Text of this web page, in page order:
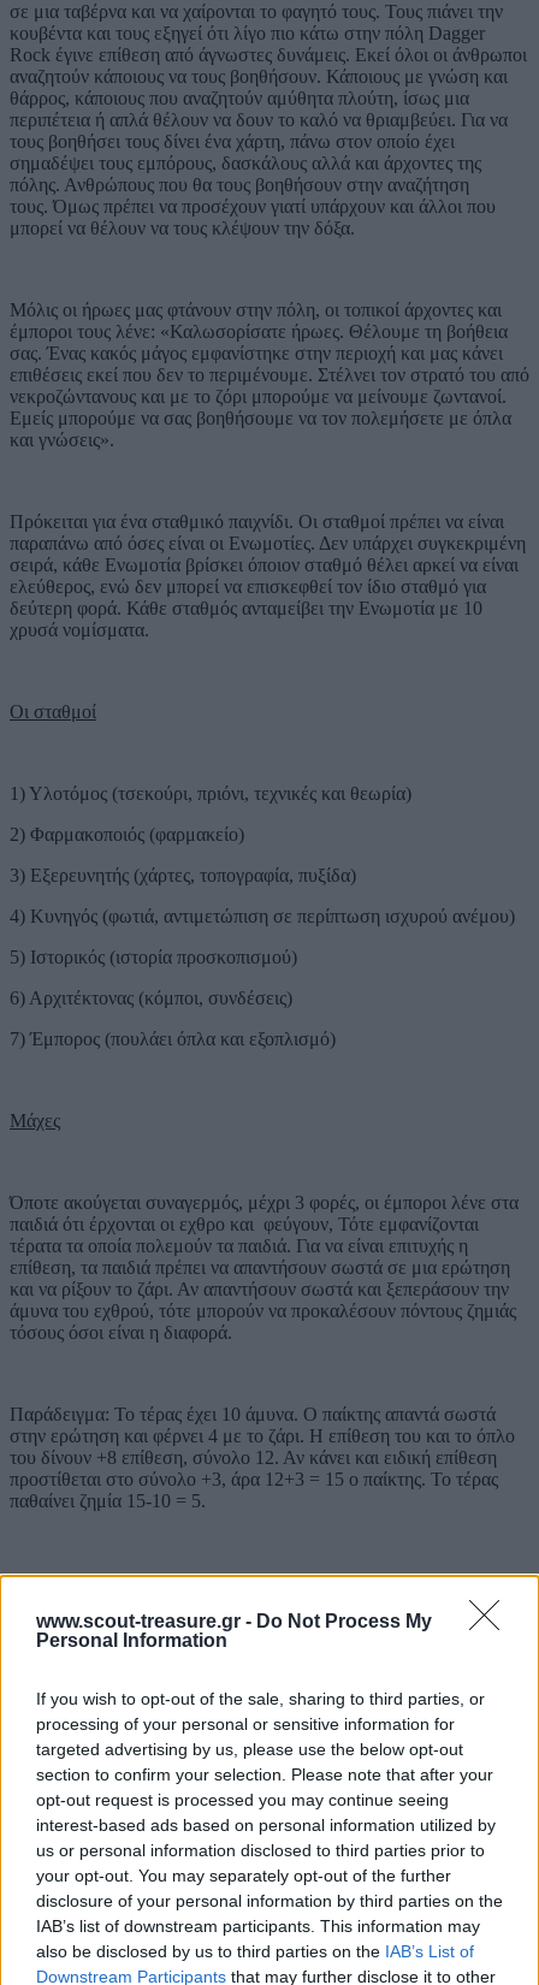
www.scout-treasure.gr - Do Not Process My
Personal Information
If you wish to opt-out of the sale, sharing to third parties, or
processing of your personal or sensitive information for
targeted advertising by us, please use the below opt-out
section to confirm your selection. Please note that after your
opt-out request is processed you may continue seeing
interest-based ads based on personal information utilized by
us or personal information disclosed to third parties prior to
your opt-out. You may separately opt-out of the further
disclosure of your personal information by third parties on the
IAB’s list of downstream participants. This information may
also be disclosed by us to third parties on the IAB’s List of
Downstream Participants that may further disclose it to other
σε μια ταβέρνα και να χαίρονται το φαγητό τους. Τους πιάνει την
κουβέντα και τους εξηγεί ότι λίγο πιο κάτω στην πόλη Dagger
Rock έγινε επίθεση από άγνωστες δυνάμεις. Εκεί όλοι οι άνθρωποι
αναζητούν κάποιους να τους βοηθήσουν. Κάποιους με γνώση και
θάρρος, κάποιους που αναζητούν αμύθητα πλούτη, ίσως μια
περιπέτεια ή απλά θέλουν να δουν το καλό να θριαμβεύει. Για να
τους βοηθήσει τους δίνει ένα χάρτη, πάνω στον οποίο έχει
σημαδέψει τους εμπόρους, δασκάλους αλλά και άρχοντες της
πόλης. Ανθρώπους που θα τους βοηθήσουν στην αναζήτηση
τους. Όμως πρέπει να προσέχουν γιατί υπάρχουν και άλλοι που
μπορεί να θέλουν να τους κλέψουν την δόξα.
Μόλις οι ήρωες μας φτάνουν στην πόλη, οι τοπικοί άρχοντες και
έμποροι τους λένε: «Καλωσορίσατε ήρωες. Θέλουμε τη βοήθεια
σας. Ένας κακός μάγος εμφανίστηκε στην περιοχή και μας κάνει
επιθέσεις εκεί που δεν το περιμένουμε. Στέλνει τον στρατό του από
νεκροζώντανους και με το ζόρι μπορούμε να μείνουμε ζωντανοί.
Εμείς μπορούμε να σας βοηθήσουμε να τον πολεμήσετε με όπλα
και γνώσεις».
Πρόκειται για ένα σταθμικό παιχνίδι. Οι σταθμοί πρέπει να είναι
παραπάνω από όσες είναι οι Ενωμοτίες. Δεν υπάρχει συγκεκριμένη
σειρά, κάθε Ενωμοτία βρίσκει όποιον σταθμό θέλει αρκεί να είναι
ελεύθερος, ενώ δεν μπορεί να επισκεφθεί τον ίδιο σταθμό για
δεύτερη φορά. Κάθε σταθμός ανταμείβει την Ενωμοτία με 10
χρυσά νομίσματα.
Οι σταθμοί
1) Υλοτόμος (τσεκούρι, πριόνι, τεχνικές και θεωρία)
2) Φαρμακοποιός (φαρμακείο)
3) Εξερευνητής (χάρτες, τοπογραφία, πυξίδα)
4) Κυνηγός (φωτιά, αντιμετώπιση σε περίπτωση ισχυρού ανέμου)
5) Ιστορικός (ιστορία προσκοπισμού)
6) Αρχιτέκτονας (κόμποι, συνδέσεις)
7) Έμπορος (πουλάει όπλα και εξοπλισμό)
Μάχες
Όποτε ακούγεται συναγερμός, μέχρι 3 φορές, οι έμποροι λένε στα
παιδιά ότι έρχονται οι εχθρο και φεύγουν, Τότε εμφανίζονται
τέρατα τα οποία πολεμούν τα παιδιά. Για να είναι επιτυχής η
επίθεση, τα παιδιά πρέπει να απαντήσουν σωστά σε μια ερώτηση
και να ρίξουν το ζάρι. Αν απαντήσουν σωστά και ξεπεράσουν την
άμυνα του εχθρού, τότε μπορούν να προκαλέσουν πόντους ζημιάς
τόσους όσοι είναι η διαφορά.
Παράδειγμα: Το τέρας έχει 10 άμυνα. Ο παίκτης απαντά σωστά
στην ερώτηση και φέρνει 4 με το ζάρι. Η επίθεση του και το όπλο
του δίνουν +8 επίθεση, σύνολο 12. Αν κάνει και ειδική επίθεση
προστίθεται στο σύνολο +3, άρα 12+3 = 15 ο παίκτης. Το τέρας
παθαίνει ζημία 15-10 = 5.
Τα τέρατα ρίχνουν μόνο το ζάρι. Για να ισχύσει μια ειδική δύναμη
τα παιδιά πρέπει να απαντήσουν σωστά σε μια ερώτηση αλλιώς
αποτυγχάνουν. Μπορεί να απαντήσει άλλος στην θέση κάποιου,
αλλά τότε δεν θα παίξει όταν έρθει η σειρά του. Η σειρά
Εξαίρεση αποτελεί ο πολεμιστής με την ιδιότητα «προστασία», ο
οποίος μπορεί να παίξει όταν επιτίθεται το τέρας. Μπορούν να
κινηθούν και να επιτεθούν, αλλά ή κινούνται και μετά επιτίθενται ή
επιτίθενται και μετά κινούνται. Μπορούν να επιτεθούν μόνο σε ότι
βλέπουν, τέρατα και παίκτες και κάθε κίνηση ή περιστροφή μετράει
σαν μια κίνηση.
Τέρατα
Σκελετός: Πόντοι ζωής = 25 (50 αν πεθάνει γρήγορα, δεν το λέμε